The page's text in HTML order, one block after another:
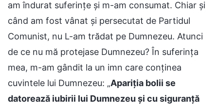
am îndurat suferințe și m-am consumat. Chiar și
când am fost vânat și persecutat de Partidul
Comunist, nu L-am trădat pe Dumnezeu. Atunci
de ce nu mă protejase Dumnezeu? În suferința
mea, m-am gândit la un imn care conținea
cuvintele lui Dumnezeu: „Apariția bolii se
datorează iubirii lui Dumnezeu și cu siguranță